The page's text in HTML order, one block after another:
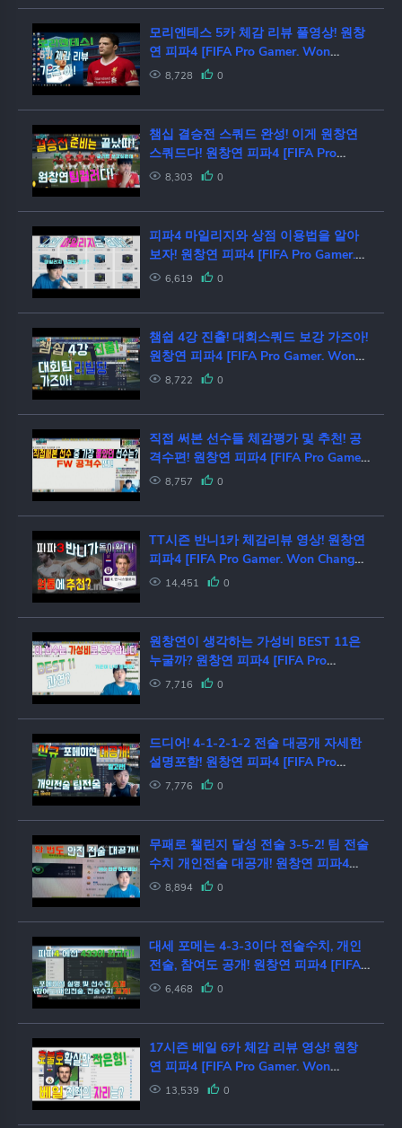
모리엔테스 5카 체감 리뷰 풀영상! 원창
연 피파4 [FIFA Pro Gamer. Won
Chang Yeon]
8,728 0
챔십 결승전 스쿼드 완성! 이게 원창연
스쿼드다! 원창연 피파4 [FIFA Pro
Gamer. Won Chang Yeon]
8,303 0
피파4 마일리지와 상점 이용법을 알아
보자! 원창연 피파4 [FIFA Pro Gamer.
Won Chang Yeon]
6,619 0
챔쉽 4강 진출! 대회스쿼드 보강 가즈아!
원창연 피파4 [FIFA Pro Gamer. Won
Chang Yeon]
8,722 0
직접 써본 선수들 체감평가 및 추천! 공
격수편! 원창연 피파4 [FIFA Pro Gamer.
Won Chang Yeon]
8,757 0
TT시즌 반니1카 체감리뷰 영상! 원창연
피파4 [FIFA Pro Gamer. Won Chang
Yeon]14,451 0
원창연이 생각하는 가성비 BEST 11은
누굴까? 원창연 피파4 [FIFA Pro
Gamer. Won Chang Yeon]
7,716 0
드디어! 4-1-2-1-2 전술 대공개 자세한
설명포함! 원창연 피파4 [FIFA Pro
Gamer. Won Chang Yeon]
7,776 0
무패로 챌린지 달성 전술 3-5-2! 팀 전술
수치 개인전술 대공개! 원창연 피파4
[FIFA Pro Gamer. Won Chang Yeon]
8,894 0
대세 포메는 4-3-3이다 전술수치, 개인
전술, 참여도 공개! 원창연 피파4 [FIFA
Pro Gamer. Won Chang Yeon]
6,468 0
17시즌 베일 6카 체감 리뷰 영상! 원창
연 피파4 [FIFA Pro Gamer. Won
Chang Yeon]
13,539 0